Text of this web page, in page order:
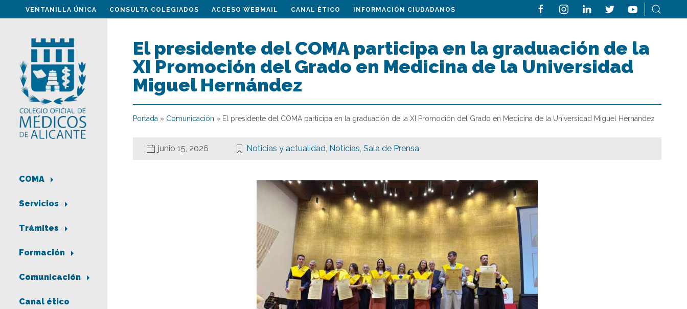
VENTANILLA ÚNICA CONSULTA COLEGIADOS ACCESO WEBMAIL CANAL ÉTICO INFORMACIÓN CIUDADANOS
COMA
Servicios
Trámites
Formación
Comunicación
Canal ético
El presidente del COMA participa en la graduación de la
XI Promoción del Grado en Medicina de la Universidad
Miguel Hernández
Portada » Comunicación » El presidente del COMA participa en la graduación de la XI Promoción del Grado en Medicina de la Universidad Miguel Hernández
junio 15, 2026 Noticias y actualidad, Noticias, Sala de Prensa